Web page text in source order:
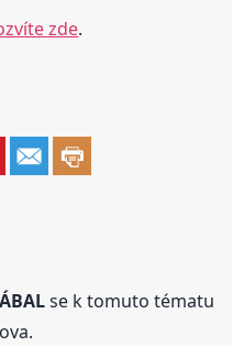
zde.
se k tomuto tématu